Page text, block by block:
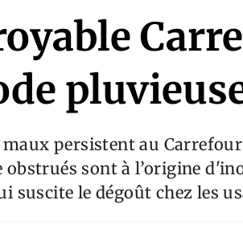
maux persistent au
obstrués sont à l’origine
suscite le dégoût chez les